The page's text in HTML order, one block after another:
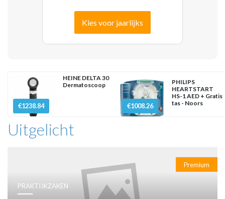
Kies voor jaarlijks
€1238.84
HEINE DELTA 30
Dermatoscoop
€1008.26
PHILIPS
HEARTSTART
HS-1 AED + Gratis
tas - Noors
Uitgelicht
Premium
PRAKTIJKZAKEN